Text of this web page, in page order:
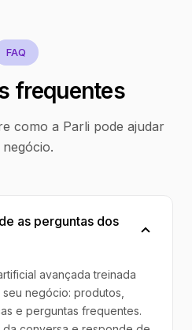
FAQ
frequentes
como a Parli pode ajudar
as perguntas dos
avançada treinada
negócio: produtos,
e perguntas frequentes.